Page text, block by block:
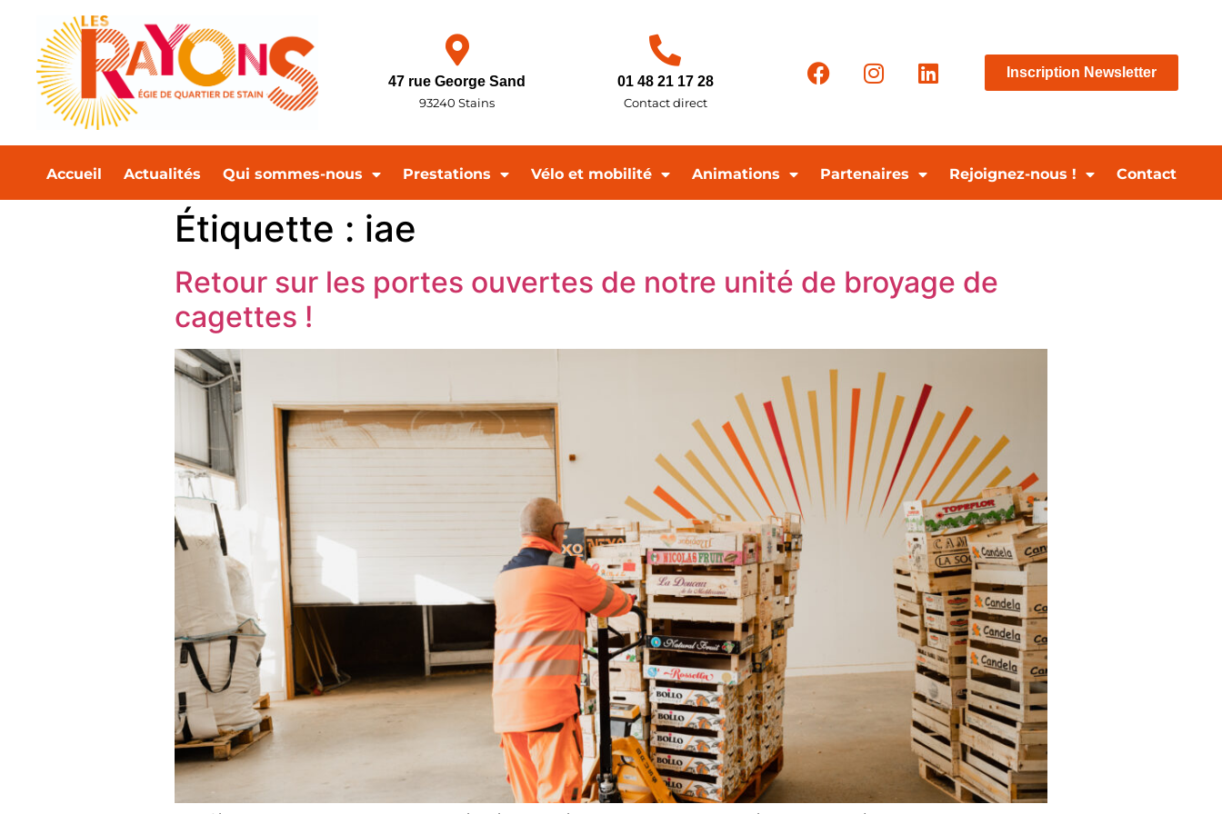
47 rue George Sand
93240 Stains
01 48 21 17 28
Contact direct
Inscription Newsletter
Accueil Actualités Qui sommes-nous Prestations Vélo et mobilité Animations Partenaires Rejoignez-nous ! Contact
Étiquette : iae
Retour sur les portes ouvertes de notre unité de broyage de
cagettes !